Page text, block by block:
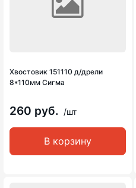
Хвостовик 151110 д/дрели
8*110мм Сигма
260 руб. /шт
В корзину